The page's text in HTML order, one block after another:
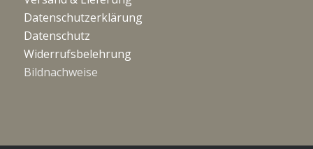
Datenschutzerklärung
Datenschutz
Widerrufsbelehrung
Bildnachweise